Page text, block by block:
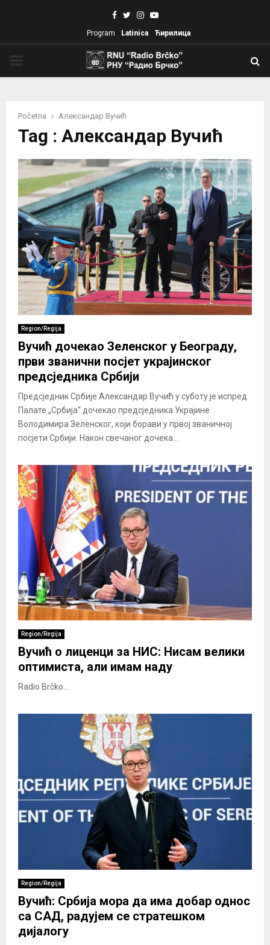
Facebook
TwitterInstagram
Youtube
Program Latinica Ћирилица
Početna Александар Вучић
Tag : Александар Вучић
Region/Regija
Вучић дочекао Зеленског у Београду,
први званични посјет украјинског
предсједника Србији
Предсједник Србије Александар Вучић у суботу је испред
Палате „Србија“ дочекао предсједника Украјине
Володимира Зеленског, који борави у првој званичној
посјети Србији. Након свечаног дочека...
Region/Regija
Вучић о лиценци за НИС: Нисам велики
оптимиста, али имам наду
Radio Brčko...
Region/Regija
Вучић: Србија мора да има добар однос
са САД, радујем се стратешком
дијалогу